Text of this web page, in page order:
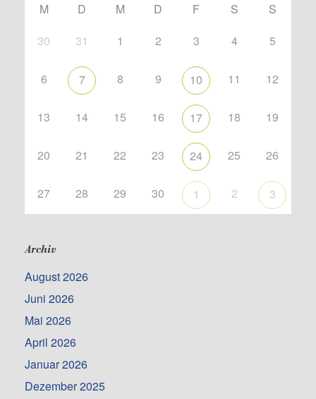
M D M D F S
S
30
31 1 2 3 4 5
6 7 8 9 10 11 12
13 14 15 16 17 18 19
20 21 22 23 24 25 26
27 28 29 30 1 2 3
Archiv
August 2026
Juni 2026
Mai 2026
April 2026
Januar 2026
Dezember 2025